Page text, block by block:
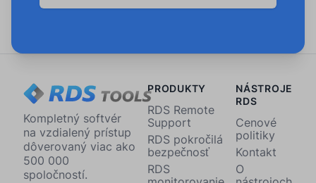
Kompletný softvér
na vzdialený prístup
dôverovaný viac ako
500 000
spoločností.
PRODUKTY
RDS Remote
Support
RDS pokročilá
bezpečnosť
RDS
NÁSTROJE
RDS
Cenové
politiky
Kontakt
O